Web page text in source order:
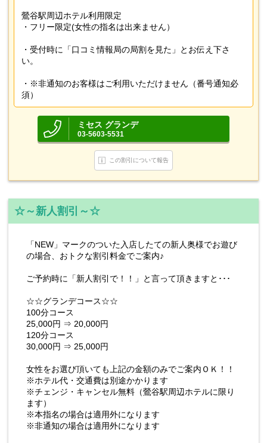
鶯谷駅周辺ホテル利用限定
・フリー限定(女性の指名は出来ません）
・受付時に「口コミ情報局の局割を見た」とお伝え下さ
い。
・※非通知のお客様はご利用いただけません（番号通知必
須）
ミセス グランデ
03-5603-5531
この割引について報告
☆～新人割引～☆
「NEW」マークのついた入店したての新人奥様でお遊び
の場合、おトクな割引料金でご案内♪
ご予約時に「新人割引で！！」と言って頂きますと･･･
☆☆グランデコース☆☆
100分コース
25,000円 ⇒ 20,000円
120分コース
30,000円 ⇒ 25,000円
女性をお選び頂いても上記の金額のみでご案内ＯＫ！！
※ホテル代・交通費は別途かかります
※チェンジ・キャンセル無料（鶯谷駅周辺ホテルに限り
ます）
※本指名の場合は適用外になります
※非通知の場合は適用外になります